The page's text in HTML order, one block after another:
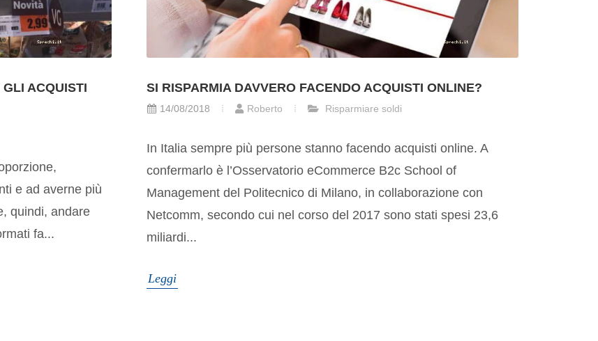
ACQUISTI
e ad averne più
quindi, andare
fa...
SI RISPARMIA DAVVERO FACENDO ACQUISTI ONLINE?
14/08/2018 Roberto Risparmiare soldi
In Italia sempre più persone stanno facendo acquisti online. A
confermarlo è l’Osservatorio eCommerce B2c School of
Management del Politecnico di Milano, in collaborazione con
Netcomm, secondo cui nel corso del 2017 sono stati spesi 23,6
miliardi...
Leggi